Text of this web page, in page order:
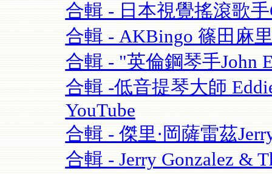
合輯 - 日本視覺搖滾歌手
合輯 - AKBingo 篠田麻
合輯 - "英倫鋼琴手John
合輯 -低音提琴大師
YouTube
合輯 - 傑里·岡薩雷茲
合輯 - Jerry Gonzalez &